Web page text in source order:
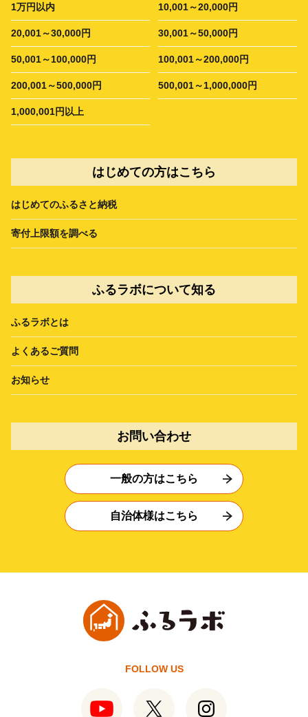
1万円以内 10,001～20,000円
20,001～30,000円 30,001～50,000円
50,001～100,000円 100,001～200,000円
200,001～500,000円 500,001～1,000,000円
1,000,001円以上
はじめての方はこちら
はじめてのふるさと納税
寄付上限額を調べる
ふるラボについて知る
ふるラボとは
よくあるご質問
お知らせ
お問い合わせ
一般の方はこちら
自治体様はこちら
FOLLOW US